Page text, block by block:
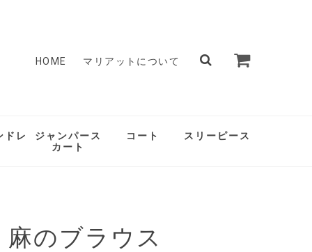
HOME マリアットについて
ドレ
ジャンパース
カート
コート スリーピース
麻のブラウス